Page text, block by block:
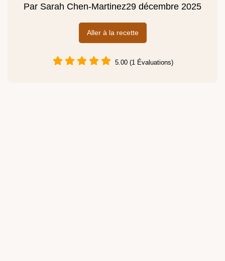
Par Sarah Chen-Martinez29 décembre 2025
Aller à la recette
5.00 (1 Évaluations)